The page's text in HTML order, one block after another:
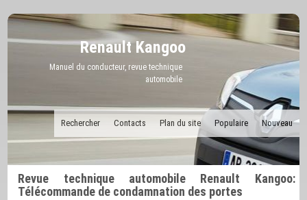
Renault Kangoo
Manuel du conducteur, revue technique
automobile
Nouveau
Populaire
Plan du site
Contacts
Rechercher
Revue technique automobile Renault Kangoo:
Télécommande de condamnation des portes